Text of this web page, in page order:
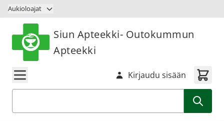
Siirry sisältöön
Aukioloajat
Siun Apteekki- Outokummun
Apteekki
Kirjaudu sisään